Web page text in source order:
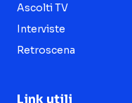
Ascolti TV
Interviste
Retroscena
Link utili